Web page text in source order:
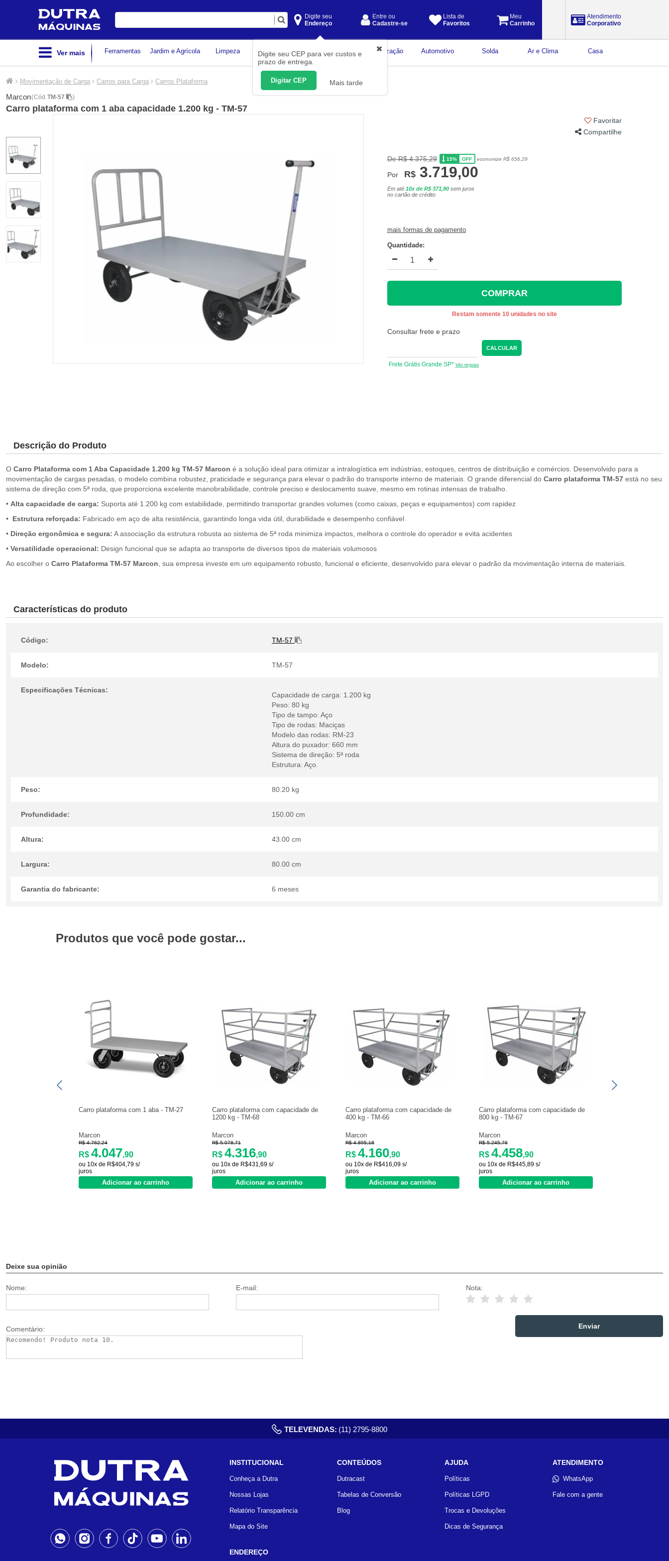
Digite
Digite seu
Endereço
Digite seu CEP para ver custos e
prazo de entrega.
Digitar CEP Mais tarde
Entre ou
Cadastre-se
Lista de
Favoritos
Meu
Carrinho
Atendimento
Corporativo
Ver mais Ferramentas Jardim e Agrícola Limpeza Construção Civil
Medição
Organização Automotivo Solda Ar e Clima Casa
Movimentação de Carga Carros para Carga Carros Plataforma
Marcon(Cód. TM-57 )
Carro plataforma com 1 aba capacidade 1.200 kg - TM-57
Favoritar
Compartilhe
De R$ 4.375,29 15% OFF economize R$ 656,29
Por R$ 3.719,00
Em até 10x de R$ 371,90sem juros
no cartão de crédito
mais formas de pagamento
Quantidade:
COMPRAR
Restam somente 10 unidades no site
Consultar frete e prazo
CALCULAR
Frete Grátis Grande SP* Ver regras
Descrição do Produto
O Carro Plataforma com 1 Aba Capacidade 1.200 kg TM-57 Marcon é a solução ideal para otimizar a intralogística em indústrias, estoques, centros de distribuição e comércios. Desenvolvido para a
movimentação de cargas pesadas, o modelo combina robustez, praticidade e segurança para elevar o padrão do transporte interno de materiais. O grande diferencial do Carro plataforma TM-57 está no seu
sistema de direção com 5ª roda, que proporciona excelente manobrabilidade, controle preciso e deslocamento suave, mesmo em rotinas intensas de trabalho.
• Alta capacidade de carga: Suporta até 1.200 kg com estabilidade, permitindo transportar grandes volumes (como caixas, peças e equipamentos) com rapidez
• Estrutura reforçada: Fabricado em aço de alta resistência, garantindo longa vida útil, durabilidade e desempenho confiável
• Direção ergonômica e segura: A associação da estrutura robusta ao sistema de 5ª roda minimiza impactos, melhora o controle do operador e evita acidentes
• Versatilidade operacional: Design funcional que se adapta ao transporte de diversos tipos de materiais volumosos
Ao escolher o Carro Plataforma TM-57 Marcon , sua empresa investe em um equipamento robusto, funcional e eficiente, desenvolvido para elevar o padrão da movimentação interna de materiais.
Características do produto
Código: TM-57
Modelo: TM-57
Especificações Técnicas:
Capacidade de carga: 1.200 kg
Peso: 80 kg
Tipo de tampo: Aço
Tipo de rodas: Maciças
Modelo das rodas: RM-23
Altura do puxador: 660 mm
Sistema de direção: 5ª roda
Estrutura: Aço.
Peso: 80.20 kg
Profundidade: 150.00 cm
Altura: 43.00 cm
Largura: 80.00 cm
Garantia do fabricante: 6 meses
Produtos que você pode gostar...
Carro plataforma com 1 aba - TM-27
Marcon
R$ 4.762,24
R$ 4.047,90
ou 10x de R$404,79 s/
juros
Adicionar ao carrinho
Carro plataforma com capacidade de
1200 kg - TM-68
Marcon
R$ 5.078,71
R$ 4.316,90
ou 10x de R$431,69 s/
juros
Adicionar ao carrinho
Carro plataforma com capacidade de
400 kg - TM-66
Marcon
R$ 4.895,18
R$ 4.160,90
ou 10x de R$416,09 s/
juros
Adicionar ao carrinho
Carro plataforma com capacidade de
800 kg - TM-67
Marcon
R$ 5.245,76
R$ 4.458,90
ou 10x de R$445,89 s/
juros
Adicionar ao carrinho
Deixe sua opinião
Nome: E-mail: Nota:
Comentário:
TELEVENDAS: (11) 2795-8800
INSTITUCIONAL
Conheça a Dutra
Nossas Lojas
Relatório Transparência
Mapa do Site
CONTEÚDOS
Dutracast
Tabelas de Conversão
Blog
AJUDA
Políticas
Políticas LGPD
Trocas e Devoluções
Dicas de Segurança
ATENDIMENTO
WhatsApp
Fale com a gente
ENDEREÇO